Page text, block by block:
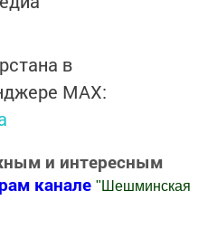
в
MАХ:
и интересным
канале " Шешминская